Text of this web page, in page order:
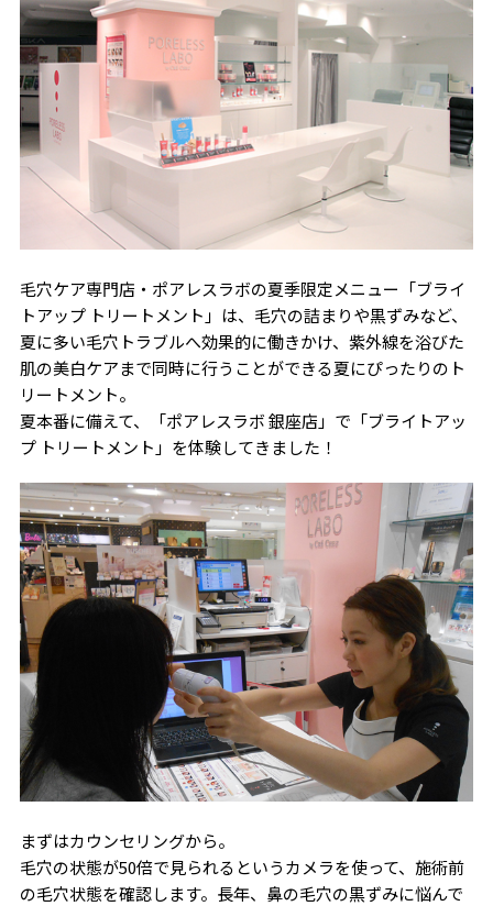
毛穴ケア専門店・ポアレスラボの夏季限定メニュー「ブライ
トアップ トリートメント」は、毛穴の詰まりや黒ずみなど、
夏に多い毛穴トラブルへ効果的に働きかけ、紫外線を浴びた
肌の美白ケアまで同時に行うことができる夏にぴったりのト
リートメント。
夏本番に備えて、「ポアレスラボ 銀座店」で「ブライトアッ
プ トリートメント」を体験してきました！
まずはカウンセリングから。
毛穴の状態が50倍で見られるというカメラを使って、施術前
の毛穴状態を確認します。長年、鼻の毛穴の黒ずみに悩んで